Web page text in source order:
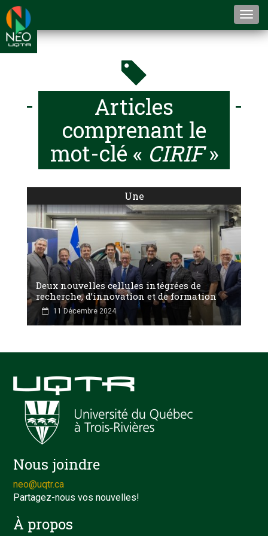
Articles
comprenant le
mot-clé « CIRIF»
Une
Deux nouvelles cellules intégrées de
recherche, d’innovation et de formation
11 Décembre 2024
Nous joindre
neo@uqtr.ca
Partagez-nous vos nouvelles!
À propos